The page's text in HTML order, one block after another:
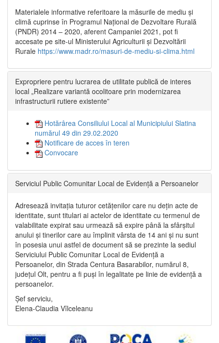
Materialele informative referitoare la măsurile de mediu și
climă cuprinse în Programul Național de Dezvoltare Rurală
(PNDR) 2014 – 2020, aferent Campaniei 2021, pot fi
accesate pe site-ul Ministerului Agriculturii și Dezvoltării
Rurale https://www.madr.ro/masuri-de-mediu-si-clima.html
Expropriere pentru lucrarea de utilitate publică de interes
local „Realizare variantă ocolitoare prin modernizarea
infrastructurii rutiere existente”
Hotărârea Consiliului Local al Municipiului Slatina
numărul 49 din 29.02.2020
Notificare de acces în teren
Convocare
Serviciul Public Comunitar Local de Evidență a Persoanelor
Adresează invitația tuturor cetățenilor care nu dețin acte de
identitate, sunt titulari ai actelor de identitate cu termenul de
valabilitate expirat sau urmează să expire până la sfârșitul
anului și tinerilor care au împlinit vârsta de 14 ani și nu sunt
în posesia unui astfel de document să se prezinte la sediul
Serviciului Public Comunitar Local de Evidență a
Persoanelor, din Strada Centura Basarabilor, numărul 8,
județul Olt, pentru a fi puși în legalitate pe linie de evidență a
persoanelor.
Șef serviciu,
Elena-Claudia Vîlceleanu